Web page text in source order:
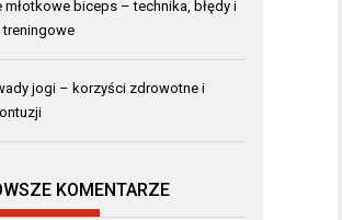
młotkowe biceps – technika, błędy i
treningowe
jogi – korzyści zdrowotne i
KOMENTARZE